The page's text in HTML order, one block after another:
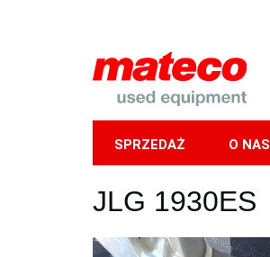
SPRZEDAŻ O NAS
JLG 1930ES